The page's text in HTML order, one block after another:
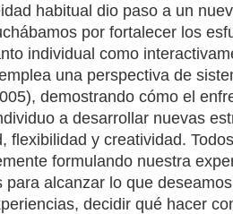
habitual dio paso a un
por fortalecer los
individual como
una perspectiva de
demostrando cómo el
a desarrollar nuevas
flexibilidad y creatividad.
formulando nuestra
para alcanzar lo que
decidir qué hacer